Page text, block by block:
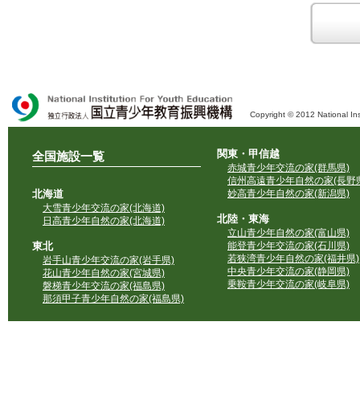
域での勧誘活動を行ったり、自らの団体の活動をアピールする活動等)
Copyright © 2012 National
全国施設一覧
北海道
大雪青少年交流の家(北海道)
日高青少年自然の家(北海道)
東北
岩手山青少年交流の家(岩手県)
花山青少年自然の家(宮城県)
磐梯青少年交流の家(福島県)
那須甲子青少年自然の家(福島県)
関東・甲信越
赤城青少年交流の家(群馬県)
信州高遠青少年自然の家(長野
妙高青少年自然の家(新潟県)
北陸・東海
立山青少年自然の家(富山県)
能登青少年交流の家(石川県)
若狭湾青少年自然の家(福井県)
中央青少年交流の家(静岡県)
乗鞍青少年交流の家(岐阜県)